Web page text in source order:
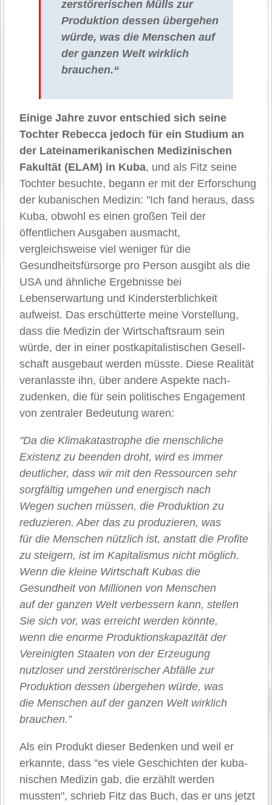
zerstörerischen Mülls zur
Produktion dessen übergehen
würde, was die Menschen auf
der ganzen Welt wirklich
brauchen.“
Einige Jahre zuvor entschied sich seine
Tochter Rebecca jedoch für ein Studium an
der Lateinamerikanischen Medizinischen
Fakultät (ELAM) in Kuba, und als Fitz seine
Tochter besuchte, begann er mit der Erforschung
der kubanischen Medizin: "Ich fand heraus, dass
Kuba, obwohl es einen großen Teil der
öffentlichen Ausgaben ausmacht,
vergleichsweise viel weniger für die
Gesundheitsfürsorge pro Person ausgibt als die
USA und ähnliche Ergebnisse bei
Lebenserwartung und Kindersterblichkeit
aufweist. Das erschütterte meine Vorstellung,
dass die Medizin der Wirtschaftsraum sein
würde, der in einer postkapitalistischen Gesell-
schaft ausgebaut werden müsste. Diese Realität
veranlasste ihn, über andere Aspekte nach-
zudenken, die für sein politisches Engagement
von zentraler Bedeutung waren:
"Da die Klimakatastrophe die menschliche
Existenz zu beenden droht, wird es immer
deutlicher, dass wir mit den Ressourcen sehr
sorgfältig umgehen und energisch nach
Wegen suchen müssen, die Produktion zu
reduzieren. Aber das zu produzieren, was
für die Menschen nützlich ist, anstatt die Profite
zu steigern, ist im Kapitalismus nicht möglich.
Wenn die kleine Wirtschaft Kubas die
Gesundheit von Millionen von Menschen
auf der ganzen Welt verbessern kann, stellen
Sie sich vor, was erreicht werden könnte,
wenn die enorme Produktionskapazität der
Vereinigten Staaten von der Erzeugung
nutzloser und zerstörerischer Abfälle zur
Produktion dessen übergehen würde, was
die Menschen auf der ganzen Welt wirklich
brauchen.”
Als ein Produkt dieser Bedenken und weil er
erkannte, dass "es viele Geschichten der kuba-
nischen Medizin gab, die erzählt werden
mussten", schrieb Fitz das Buch, das er uns jetzt